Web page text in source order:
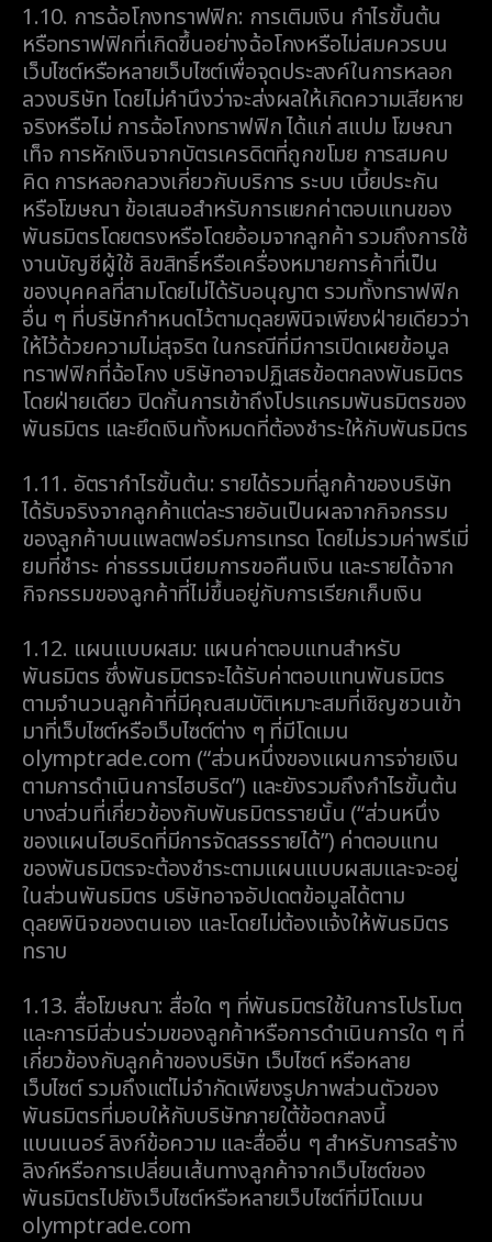
1.10. การฉ้อโกงทราฟฟิก: การเติมเงิน กำไรขั้นต้น
หรือทราฟฟิกที่เกิดขึ้นอย่างฉ้อโกงหรือไม่สมควรบน
เว็บไซต์หรือหลายเว็บไซต์เพื่อจุดประสงค์ในการหลอก
ลวงบริษัท โดยไม่คำนึงว่าจะส่งผลให้เกิดความเสียหาย
จริงหรือไม่ การฉ้อโกงทราฟฟิก ได้แก่ สแปม โฆษณา
เท็จ การหักเงินจากบัตรเครดิตที่ถูกขโมย การสมคบ
คิด การหลอกลวงเกี่ยวกับบริการ ระบบ เบี้ยประกัน
หรือโฆษณา ข้อเสนอสำหรับการแยกค่าตอบแทนของ
พันธมิตรโดยตรงหรือโดยอ้อมจากลูกค้า รวมถึงการใช้
งานบัญชีผู้ใช้ ลิขสิทธิ์หรือเครื่องหมายการค้าที่เป็น
ของบุคคลที่สามโดยไม่ได้รับอนุญาต รวมทั้งทราฟฟิก
อื่น ๆ ที่บริษัทกำหนดไว้ตามดุลยพินิจเพียงฝ่ายเดียวว่า
ให้ไว้ด้วยความไม่สุจริต ในกรณีที่มีการเปิดเผยข้อมูล
ทราฟฟิกที่ฉ้อโกง บริษัทอาจปฏิเสธข้อตกลงพันธมิตร
โดยฝ่ายเดียว ปิดกั้นการเข้าถึงโปรแกรมพันธมิตรของ
พันธมิตร และยึดเงินทั้งหมดที่ต้องชำระให้กับพันธมิตร
1.11. อัตรากำไรขั้นต้น: รายได้รวมที่ลูกค้าของบริษัท
ได้รับจริงจากลูกค้าแต่ละรายอันเป็นผลจากกิจกรรม
ของลูกค้าบนแพลตฟอร์มการเทรด โดยไม่รวมค่าพรีเมี่
ยมที่ชำระ ค่าธรรมเนียมการขอคืนเงิน และรายได้จาก
กิจกรรมของลูกค้าที่ไม่ขึ้นอยู่กับการเรียกเก็บเงิน
1.12. แผนแบบผสม: แผนค่าตอบแทนสำหรับ
พันธมิตร ซึ่งพันธมิตรจะได้รับค่าตอบแทนพันธมิตร
ตามจำนวนลูกค้าที่มีคุณสมบัติเหมาะสมที่เชิญชวนเข้า
มาที่เว็บไซต์หรือเว็บไซต์ต่าง ๆ ที่มีโดเมน
olymptrade.com (“ส่วนหนึ่งของแผนการจ่ายเงิน
ตามการดำเนินการไฮบริด”) และยังรวมถึงกำไรขั้นต้น
บางส่วนที่เกี่ยวข้องกับพันธมิตรรายนั้น (“ส่วนหนึ่ง
ของแผนไฮบริดที่มีการจัดสรรรายได้”) ค่าตอบแทน
ของพันธมิตรจะต้องชำระตามแผนแบบผสมและจะอยู่
ในส่วนพันธมิตร บริษัทอาจอัปเดตข้อมูลได้ตาม
ดุลยพินิจของตนเอง และโดยไม่ต้องแจ้งให้พันธมิตร
ทราบ
1.13. สื่อโฆษณา: สื่อใด ๆ ที่พันธมิตรใช้ในการโปรโมต
และการมีส่วนร่วมของลูกค้าหรือการดำเนินการใด ๆ ที่
เกี่ยวข้องกับลูกค้าของบริษัท เว็บไซต์ หรือหลาย
เว็บไซต์ รวมถึงแต่ไม่จำกัดเพียงรูปภาพส่วนตัวของ
พันธมิตรที่มอบให้กับบริษัทภายใต้ข้อตกลงนี้
แบนเนอร์ ลิงก์ข้อความ และสื่ออื่น ๆ สำหรับการสร้าง
ลิงก์หรือการเปลี่ยนเส้นทางลูกค้าจากเว็บไซต์ของ
พันธมิตรไปยังเว็บไซต์หรือหลายเว็บไซต์ที่มีโดเมน
olymptrade.com